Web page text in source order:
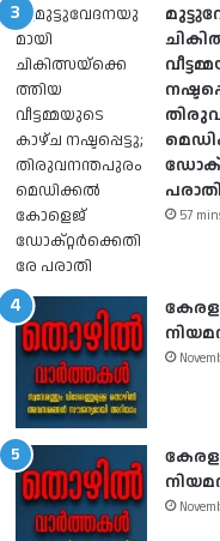
പരാതി
57
കേരള
കേരള